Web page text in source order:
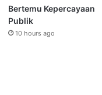
Bertemu Kepercayaan
Publik
10 hours ago